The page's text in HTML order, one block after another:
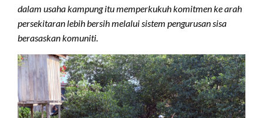
dalam usaha kampung itu memperkukuh komitmen ke arah
persekitaran lebih bersih melalui sistem pengurusan sisa
berasaskan komuniti.